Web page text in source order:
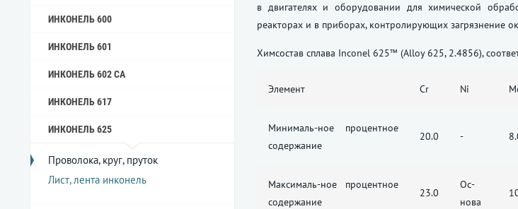
ИНКОНЕЛЬ 600
ИНКОНЕЛЬ 601
ИНКОНЕЛЬ 602 CA
ИНКОНЕЛЬ 617
ИНКОНЕЛЬ 625
Проволока, круг, пруток
Лист, лента инконель
в двигателях и оборудовании для химической
реакторах и в приборах, контролирующих загрязнение
Химсостав сплава Inconel 625™ (Alloy 625, 2.4856),
Элемент Cr Ni
Минималь-ное процентное
содержание
20.0 -
Максималь-ное процентное
содержание
23.0
Ос-
нова